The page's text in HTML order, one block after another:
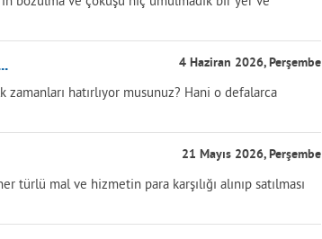
4 Haziran 2026, Perşembe
zamanları hatırlıyor musunuz? Hani o defalarca
21 Mayıs 2026, Perşembe
türlü mal ve hizmetin para karşılığı alınıp satılması